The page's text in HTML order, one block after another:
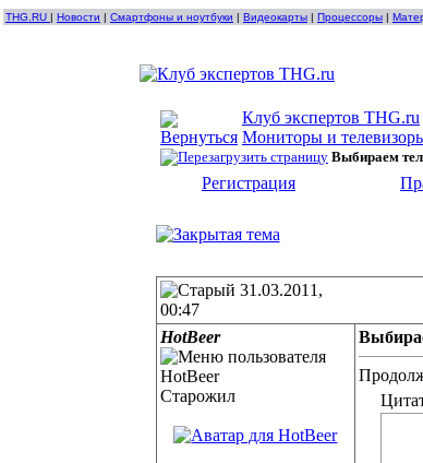
THG.RU | Новости | Смартфоны и ноутбуки | Видеокарты | Процессоры |
Клуб экспертов THG.ru
Мониторы и
Выбираем
Регистрация
31.03.2011,
00:47
HotBeer
Старожил